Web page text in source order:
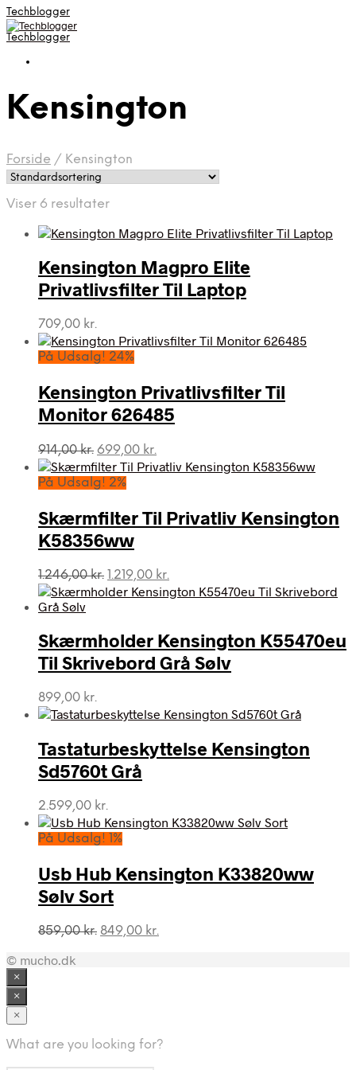
Techblogger
Techblogger
Kensington
Forside / Kensington
Viser 6 resultater
Kensington Magpro Elite
Privatlivsfilter Til Laptop
709,00 kr.
På Udsalg! 24%
Kensington Privatlivsfilter Til
Monitor 626485
914,00kr. Den
oprindelige
pris
914,00 kr..
699,00 kr.
aktuelle
699,00 kr..
På Udsalg! 2%
Skærmfilter Til Privatliv Kensington
K58356ww
1.246,00kr. Den
oprindelige
1.246,00 kr..
1.219,00 kr.
aktuelle
1.219,00 kr..
Skærmholder Kensington K55470eu
Til Skrivebord Grå Sølv
899,00 kr.
Tastaturbeskyttelse Kensington
Sd5760t Grå
2.599,00 kr.
På Udsalg! 1%
Usb Hub Kensington K33820ww
Sølv Sort
859,00kr. Den
849,00 kr.
© mucho.dk
×
×
×
What are you looking for?